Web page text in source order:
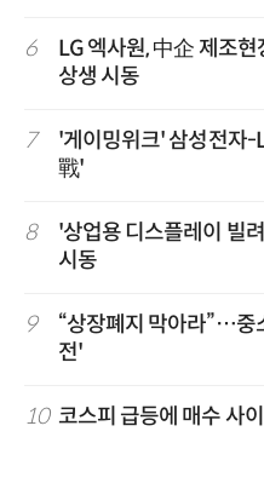
6
LG 엑사원, 中企 제조
상생 시동
7
'게이밍위크' 삼성전자-
戰'
8
'상업용 디스플레이 빌
시동
9
“상장폐지 막아라”…중
전'
10 코스피 급등에 매수 사